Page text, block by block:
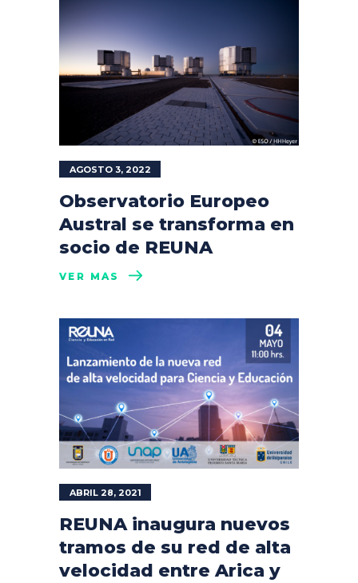
AGOSTO 3, 2022
Observatorio Europeo
Austral se transforma en
socio de REUNA
VER MÁS
ABRIL 28, 2021
REUNA inaugura nuevos
tramos de su red de alta
velocidad entre Arica y